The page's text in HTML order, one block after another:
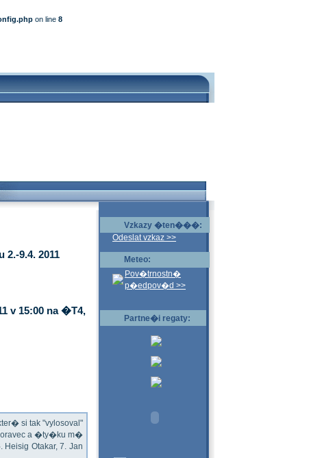
on line 8
9.4. 2011
v 15:00 na �T4,
si tak "vylosoval"
a �ty�ku m�
Otakar, 7. Jan
Vzkazy �ten���:
Odeslat vzkaz >>
Meteo:
Pov�trnostn�
p�edpov�d >>
Partne�i regaty: